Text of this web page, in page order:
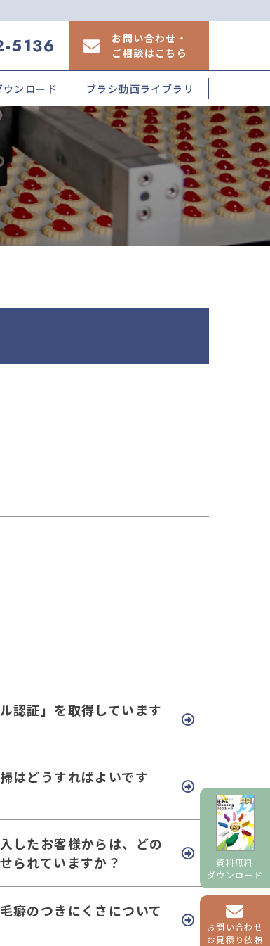
5136
お問い合わせ・
ご相談はこちら
ウンロード ブラシ動画ライブラリ
認証」を取得しています
はどうすればよいです
したお客様からは、どの
られていますか？
癖のつきにくさについて
資料無料
ダウンロード
お問い合わせ
お見積り依頼